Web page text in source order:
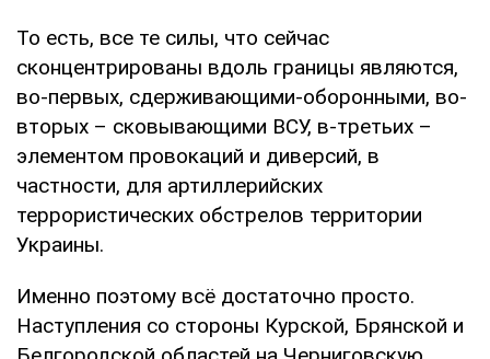
То есть, все те силы, что сейчас
сконцентрированы вдоль границы являются,
во-первых, сдерживающими-оборонными, во-
вторых – сковывающими ВСУ, в-третьих –
элементом провокаций и диверсий, в
частности, для артиллерийских
террористических обстрелов территории
Украины.
Именно поэтому всё достаточно просто.
Наступления со стороны Курской, Брянской и